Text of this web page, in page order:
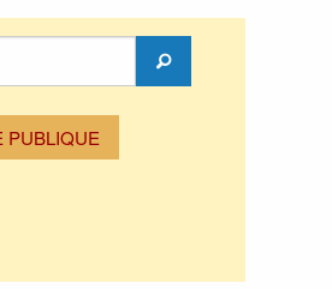
Rechercher
PUBLIQUE